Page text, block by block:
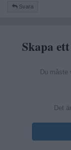
Svara
Skapa
Du måste
Det